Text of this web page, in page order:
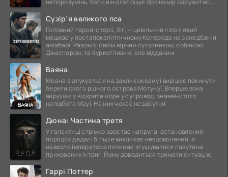
Сузір’я великого пса
Головний герой історії, Хіг, — цивільний пілот, який
мешкає у постапокаліптичному Колорадо на занедбаній
авіабазі. Разом зі своїм вірним супутником, собакою
Джаспером, та буркотливим, але відданим
Ваяна
Моана відгукується на заклик океану і вирішує покинути
береги свого рідного острова Мотунуї. Вперше вона
вирушає у відкрите море у супроводі знаменитого
напівбога Мауї. На них чекає незабутня
Дюна: Частина третя
У галактиці стрімко зростає напруга: встановлений
порядок дедалі більше викликає невдоволення, а
навколо імператора починає згущуватися павутина
прихованих інтриг. Йому доводиться тримати ситуацію
Гаррі Поттер